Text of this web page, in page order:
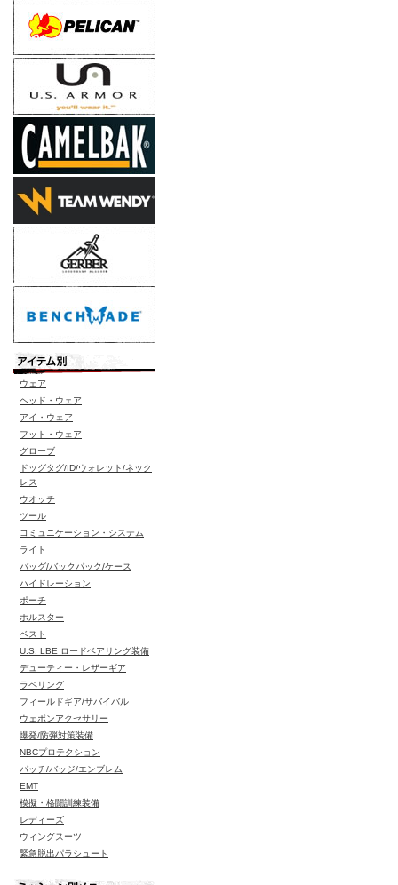
ウェア
ヘッド・ウェア
アイ・ウェア
フット・ウェア
グローブ
ドッグタグ/ID/ウォレット/ネック
レス
ウオッチ
ツール
コミュニケーション・システム
ライト
バッグ/バックパック/ケース
ハイドレーション
ポーチ
ホルスター
ベスト
U.S. LBE ロードベアリング装備
デューティー・レザーギア
ラペリング
フィールドギア/サバイバル
ウェポンアクセサリー
爆発/防弾対策装備
NBCプロテクション
パッチ/バッジ/エンブレム
EMT
模擬・格闘訓練装備
レディーズ
ウィングスーツ
緊急脱出パラシュート